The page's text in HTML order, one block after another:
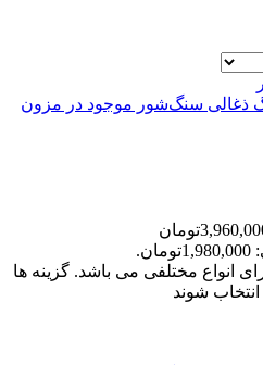
قیمت اصلی: 3,960,000تومان
انواع مختلفی می باشد. گزینه ها
شوند